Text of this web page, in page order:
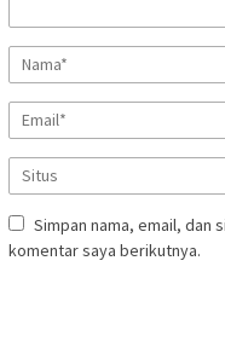
Simpan nama, email, dan
komentar saya berikutnya.